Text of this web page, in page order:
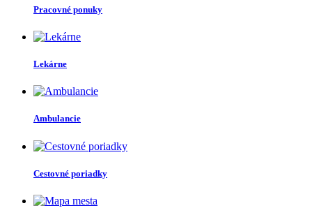
Pracovné ponuky
Lekárne
Ambulancie
Cestovné poriadky